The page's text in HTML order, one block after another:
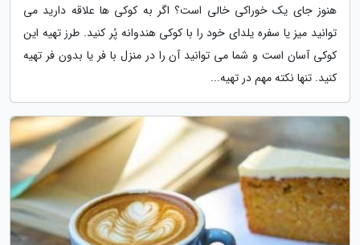
هنوز جای یک خوراکی خالی است؟ اگر به کوکی ها علاقه دارید می
توانید میز یا سفره یلدای خود را با کوکی هندوانه پُر کنید. طرز تهیه این
کوکی آسان است و شما می توانید آن را در منزل با فر یا بدون فر تهیه
کنید. تنها نکته مهم در تهیه...